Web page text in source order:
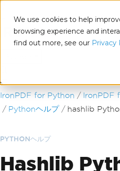
We use cookies to help
browsing experience and
find out more, see our Privacy
フッターコンテンツにスキップ
IronPDF for Python
IronPDF
Pythonヘルプ
hashlib
PYTHONヘルプ
Hashlib